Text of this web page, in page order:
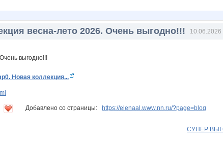
весна-лето 2026. Очень выгодно!!! 10.06.2026
Новая коллекция...
Добавлено со страницы: https://elenaal.www.nn.ru/?page=blog
СУПЕР